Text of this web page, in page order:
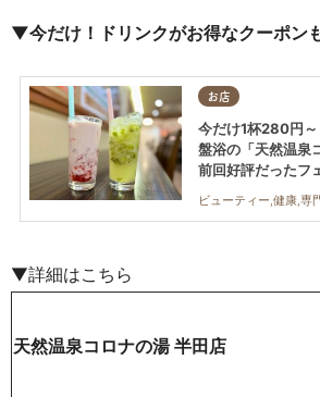
▼今だけ！ドリンクがお得なクーポン
お店
今だけ1杯280円
盤浴の「天然温泉
前回好評だったフ
▼詳細はこちら
天然温泉コロナの湯 半田店